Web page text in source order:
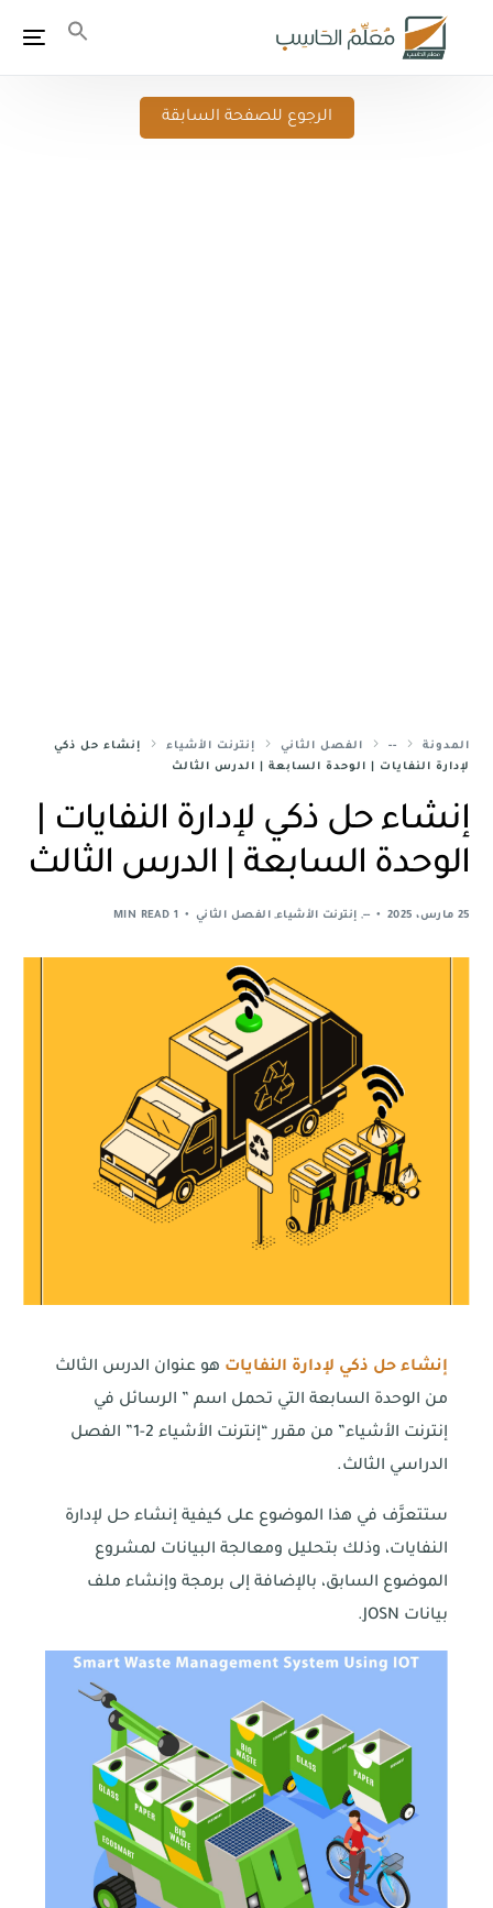
الرجوع للصفحة السابقة
المدونة -- الفصل الثاني إنترنت الأشياء
إنشاء حل ذكي
لإدارة النفايات | الوحدة السابعة | الدرس الثالث
إنشاء حل ذكي لإدارة النفايات |
الوحدة السابعة | الدرس الثالث
25 مارس، 2025 --
, إنترنت الأشياء,الفصل الثاني 1 MIN READ
إنشاء حل ذكي لإدارة النفايات هو عنوان الدرس الثالث
من الوحدة السابعة التي تحمل اسم ” الرسائل في
إنترنت الأشياء” من مقرر “إنترنت الأشياء 2-1” الفصل
الدراسي الثالث.
ستتعرَّف في هذا الموضوع على كيفية إنشاء حل لإدارة
النفايات، وذلك بتحليل ومعالجة البيانات لمشروع
الموضوع السابق، بالإضافة إلى برمجة وإنشاء ملف
بيانات JOSN.